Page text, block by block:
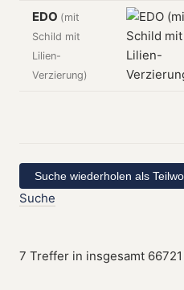
EDO (mit
Schild mit
Lilien-
Verzierung)
Suche
7 Treffer in insgesamt